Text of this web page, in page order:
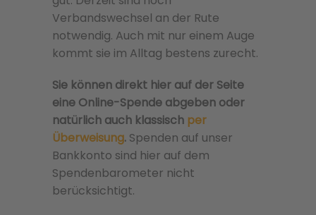
Verbandswechsel an der Rute
notwendig. Auch mit nur einem Auge
kommt sie im Alltag bestens zurecht.
Sie können direkt hier auf der Seite
eine Online-Spende abgeben oder
natürlich auch klassisch per
Überweisung. Spenden auf unser
Bankkonto sind hier auf dem
Spendenbarometer nicht
berücksichtigt.